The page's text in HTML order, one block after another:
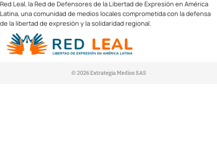
Red Leal, la Red de Defensores de la Libertad de Expresión en América
Latina, una comunidad de medios locales comprometida con la defensa
de la libertad de expresión y la solidaridad regional.
© 2026 Extrategia Medios SAS